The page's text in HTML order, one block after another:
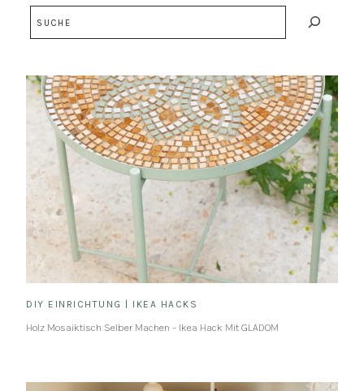
DIY EINRICHTUNG | IKEA HACKS
Holz Mosaiktisch Selber Machen – Ikea Hack Mit GLADOM